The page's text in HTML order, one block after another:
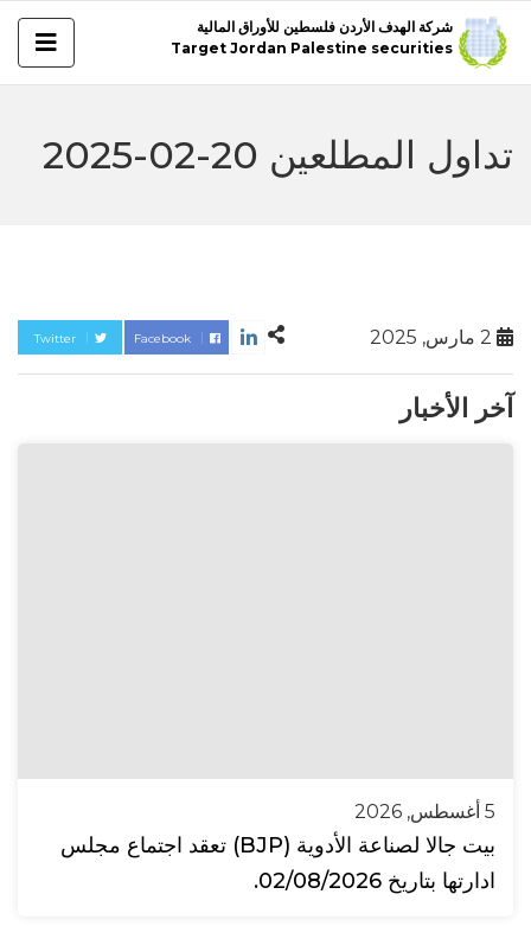
شركة الهدف الأردن فلسطين للأوراق المالية
Target Jordan Palestine securities
تداول المطلعين 20-02-2025
Twitter Facebook
آخر الأخبار
5 أغسطس, 2026
بيت جالا لصناعة الأدوية (BJP) تعقد اجتماع مجلس
ادارتها بتاريخ 02/08/2026.